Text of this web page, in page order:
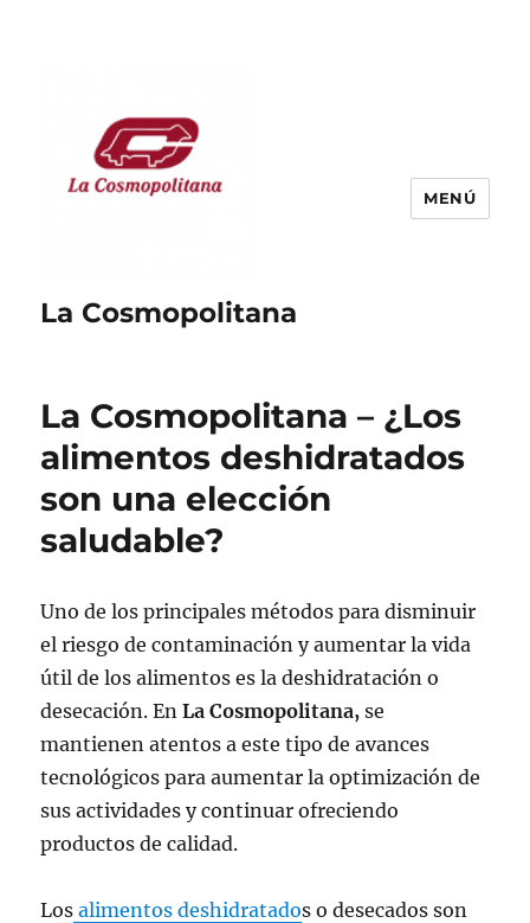
La Cosmopolitana
MENÚ
La Cosmopolitana – ¿Los
alimentos deshidratados
son una elección
saludable?
Uno de los principales métodos para disminuir
el riesgo de contaminación y aumentar la vida
útil de los alimentos es la deshidratación o
desecación. EnLa Cosmopolitana, se
mantienen atentos a este tipo de avances
tecnológicos para aumentar la optimización de
sus actividades y continuar ofreciendo
productos de calidad.
Los alimentos deshidratados o desecados son